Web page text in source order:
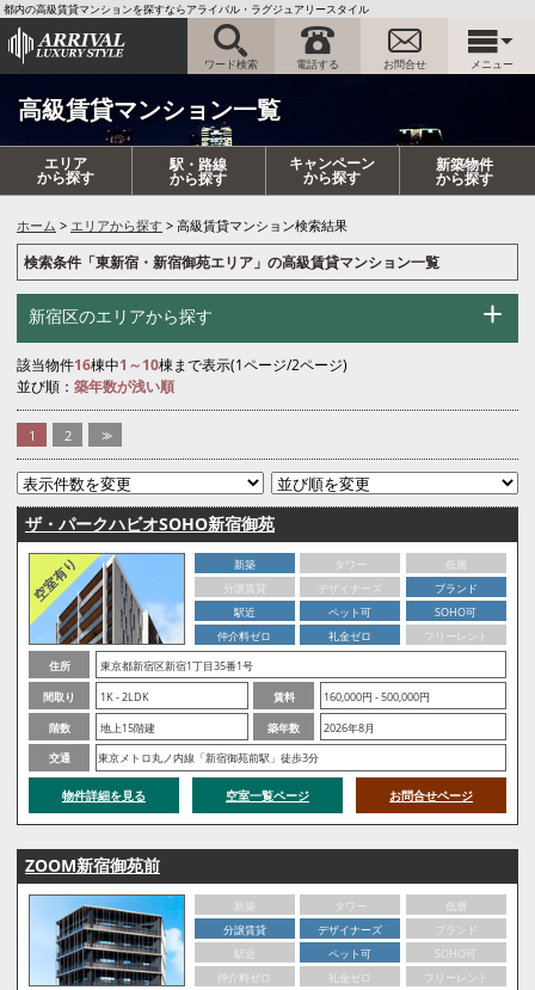
都内の高級賃貸マンションを探すならアライバル・ラグジュアリースタイル
ワード検索 電話する お問合せ メニュー
高級賃貸マンション一覧
エリア
から探す
駅・路線
から探す
キャンペーン
から探す
新築物件
から探す
ホーム エリアから探す 高級賃貸マンション検索結果
検索条件「東新宿・新宿御苑エリア」の高級賃貸マンション一覧
新宿区のエリアから探す
該当物件16棟中1～10棟まで表示(1ページ/2ページ)
並び順： 築年数が浅い順
1 2 >>
ザ・パークハビオSOHO新宿御苑
新築 タワー
低層
分譲賃貸
デザイナーズ
ブランド
駅近
ペット可
SOHO可
仲介料ゼロ
礼金ゼロ
フリーレント
住所
東京都新宿区新宿1丁目35番1号
間取り
1K - 2LDK 賃料
160,000円 - 500,000円
階数
地上15階建 築年数
2026年8月
交通
東京メトロ丸ノ内線「新宿御苑前駅」徒歩3分
物件詳細を見る 空室一覧ページ お問合せページ
ZOOM新宿御苑前
新築 タワー
低層
分譲賃貸
デザイナーズ
ブランド
駅近
ペット可
SOHO可
仲介料ゼロ
礼金ゼロ
フリーレント